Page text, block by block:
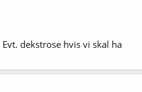
dekstrose hvis vi skal ha